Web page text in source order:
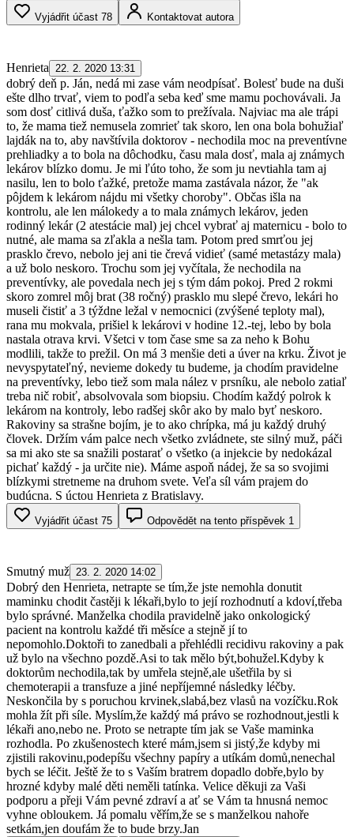
Vyjádřit účast 78 Kontaktovat autora
Henrieta 22. 2. 2020 13:31
dobrý deň p. Ján, nedá mi zase vám neodpísať. Bolesť bude na duši
ešte dlho trvať, viem to podľa seba keď sme mamu pochovávali. Ja
som dosť citlivá duša, ťažko som to prežívala. Najviac ma ale trápi
to, že mama tiež nemusela zomrieť tak skoro, len ona bola bohužiaľ
lajdák na to, aby navštívila doktorov - nechodila moc na preventívne
prehliadky a to bola na dôchodku, času mala dosť, mala aj známych
lekárov blízko domu. Je mi ľúto toho, že som ju nevtiahla tam aj
nasilu, len to bolo ťažké, pretože mama zastávala názor, že "ak
pôjdem k lekárom nájdu mi všetky choroby". Občas išla na
kontrolu, ale len málokedy a to mala známych lekárov, jeden
rodinný lekár (2 atestácie mal) jej chcel vybrať aj maternicu - bolo to
nutné, ale mama sa zľakla a nešla tam. Potom pred smrťou jej
prasklo črevo, nebolo jej ani tie črevá vidieť (samé metastázy mala)
a už bolo neskoro. Trochu som jej vyčítala, že nechodila na
preventívky, ale povedala nech jej s tým dám pokoj. Pred 2 rokmi
skoro zomrel môj brat (38 ročný) prasklo mu slepé črevo, lekári ho
museli čistiť a 3 týždne ležal v nemocnici (zvýšené teploty mal),
rana mu mokvala, prišiel k lekárovi v hodine 12.-tej, lebo by bola
nastala otrava krvi. Všetci v tom čase sme sa za neho k Bohu
modlili, takže to prežil. On má 3 menšie deti a úver na krku. Život je
nevyspytateľný, nevieme dokedy tu budeme, ja chodím pravidelne
na preventívky, lebo tiež som mala nález v prsníku, ale nebolo zatiaľ
treba nič robiť, absolvovala som biopsiu. Chodím každý polrok k
lekárom na kontroly, lebo radšej skôr ako by malo byť neskoro.
Rakoviny sa strašne bojím, je to ako chrípka, má ju každý druhý
človek. Držím vám palce nech všetko zvládnete, ste silný muž, páči
sa mi ako ste sa snažili postarať o všetko (a injekcie by nedokázal
pichať každý - ja určite nie). Máme aspoň nádej, že sa so svojimi
blízkymi stretneme na druhom svete. Veľa síl vám prajem do
budúcna. S úctou Henrieta z Bratislavy.
Vyjádřit účast 75 Odpovědět na tento příspěvek 1
Smutný muž 23. 2. 2020 14:02
Dobrý den Henrieta, netrapte se tím,že jste nemohla donutit
maminku chodit častěji k lékaři,bylo to její rozhodnutí a kdoví,třeba
bylo správné. Manželka chodila pravidelně jako onkologický
pacient na kontrolu každé tři měsíce a stejně jí to
nepomohlo.Doktoři to zanedbali a přehlédli recidivu rakoviny a pak
už bylo na všechno pozdě.Asi to tak mělo být,bohužel.Kdyby k
doktorům nechodila,tak by umřela stejně,ale ušetřila by si
chemoterapii a transfuze a jiné nepříjemné následky léčby.
Neskončila by s poruchou krvinek,slabá,bez vlasů na vozíčku.Rok
mohla žít při síle. Myslím,že každý má právo se rozhodnout,jestli k
lékaři ano,nebo ne. Proto se netrapte tím jak se Vaše maminka
rozhodla. Po zkušenostech které mám,jsem si jistý,že kdyby mi
zjistili rakovinu,podepíšu všechny papíry a utíkám domů,nenechal
bych se léčit. Ještě že to s Vaším bratrem dopadlo dobře,bylo by
hrozné kdyby malé děti neměli tatínka. Velice děkuji za Vaši
podporu a přeji Vám pevné zdraví a ať se Vám ta hnusná nemoc
vyhne obloukem. Já pomalu věřím,že se s manželkou nahoře
setkám,jen doufám že to bude brzy.Jan